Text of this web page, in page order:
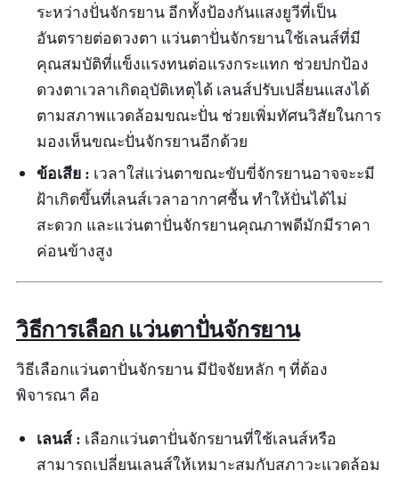
ระหว่างปั่นจักรยาน อีกทั้งป้องกันแสงยูวีที่เป็น
อันตรายต่อดวงตา แว่นตาปั่นจักรยานใช้เลนส์ที่มี
คุณสมบัติที่แข็งแรงทนต่อแรงกระแทก ช่วยปกป้อง
ดวงตาเวลาเกิดอุบัติเหตุได้ เลนส์ปรับเปลี่ยนแสงได้
ตามสภาพแวดล้อมขณะปั่น ช่วยเพิ่มทัศนวิสัยในการ
มองเห็นขณะปั่นจักรยานอีกด้วย
ข้อเสีย : เวลาใส่แว่นตาขณะขับขี่จักรยานอาจจะะมี
ฝ้าเกิดขึ้นที่เลนส์เวลาอากาศชื้น ทำให้ปั่นได้ไม่
สะดวก และแว่นตาปั่นจักรยานคุณภาพดีมักมีราคา
ค่อนข้างสูง
วิธีการเลือก แว่นตาปั่นจักรยาน
วิธีเลือกแว่นตาปั่นจักรยาน มีปัจจัยหลัก ๆ ที่ต้อง
พิจารณา คือ
เลนส์ : เลือกแว่นตาปั่นจักรยานที่ใช้เลนส์หรือ
สามารถเปลี่ยนเลนส์ให้เหมาะสมกับสภาวะแวดล้อม